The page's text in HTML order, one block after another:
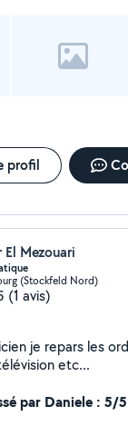
profil
El Mezouari
(Stockfeld Nord)
(1 avis)
je repars les
etc...
par Daniele : 5/5